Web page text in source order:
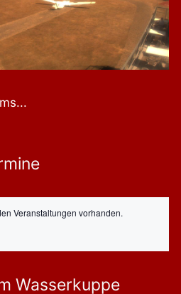
Veranstaltungen vorhanden.
Wasserkuppe